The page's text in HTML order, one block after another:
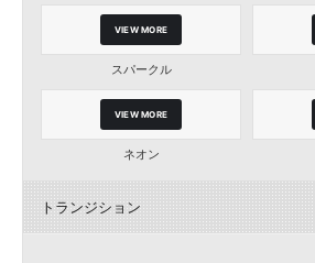
VIEW MORE
スパークル
VIEW MORE
ネオン
トランジション